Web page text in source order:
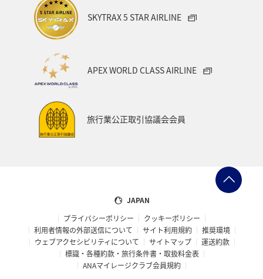
SKYTRAX 5 STAR AIRLINE
APEX WORLD CLASS AIRLINE
旅行業公正取引協議会会員
JAPAN
プライバシーポリシー
クッキーポリシー
利用者情報の外部送信について
サイト利用規約
推奨環境
ウェブアクセシビリティについて
サイトマップ
運送約款
標識・各種約款・旅行条件書・取扱料金表
ANAマイレージクラブ会員規約